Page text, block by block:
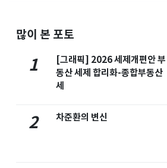
많이 본 포토
1
[그래픽] 2026 세제개편안 부
동산 세제 합리화-종합부동산
세
2 차준환의 변신